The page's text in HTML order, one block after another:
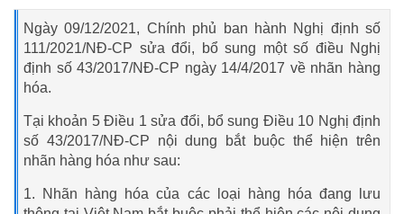
Ngày 09/12/2021, Chính phủ ban hành Nghị định số
111/2021/NĐ-CP sửa đổi, bổ sung một số điều Nghị
định số 43/2017/NĐ-CP ngày 14/4/2017 về nhãn hàng
hóa.
Tại khoản 5 Điều 1 sửa đổi, bổ sung Điều 10 Nghị định
số 43/2017/NĐ-CP nội dung bắt buộc thể hiện trên
nhãn hàng hóa như sau:
1. Nhãn hàng hóa của các loại hàng hóa đang lưu